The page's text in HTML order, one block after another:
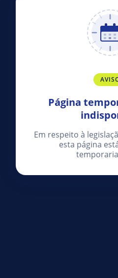
Página
Em respeito à
esta página